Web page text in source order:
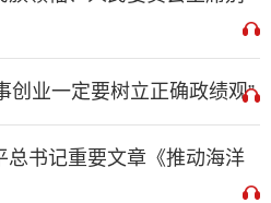
创业一定要树立正确政绩观”
总书记重要文章《推动海洋